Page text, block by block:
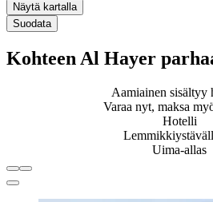
Näytä kartalla
Suodata
Kohteen Al Hayer
Aamiainen sisältyy
Varaa nyt, maksa
Hotelli
Uima-allas